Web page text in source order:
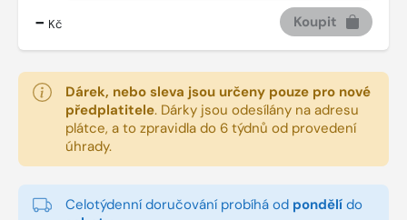
- Kč Koupit
Dárek, nebo sleva jsou určeny pouze pro nové
předplatitele. Dárky jsou odesílány na adresu
plátce, a to zpravidla do 6 týdnů od provedení
úhrady.
Celotýdenní doručování probíhá od pondělí do